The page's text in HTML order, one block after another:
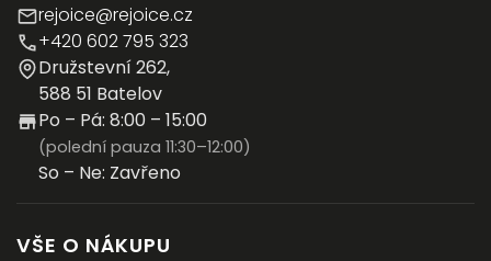
rejoice@rejoice.cz
+420 602 795 323
Družstevní 262,
588 51 Batelov
Po – Pá: 8:00 – 15:00
(polední pauza 11:30–12:00)
So – Ne: Zavřeno
VŠE O NÁKUPU